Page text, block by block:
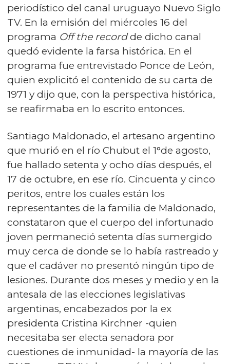
periodístico del canal uruguayo Nuevo Siglo
TV. En la emisión del miércoles 16 del
programa Off the recordde dicho canal
quedó evidente la farsa histórica. En el
programa fue entrevistado Ponce de León,
quien explicitó el contenido de su carta de
1971 y dijo que, con la perspectiva histórica,
se reafirmaba en lo escrito entonces.
Santiago Maldonado, el artesano argentino
que murió en el río Chubut el 1°de agosto,
fue hallado setenta y ocho días después, el
17 de octubre, en ese río. Cincuenta y cinco
peritos, entre los cuales están los
representantes de la familia de Maldonado,
constataron que el cuerpo del infortunado
joven permaneció setenta días sumergido
muy cerca de donde se lo había rastreado y
que el cadáver no presentó ningún tipo de
lesiones. Durante dos meses y medio y en la
antesala de las elecciones legislativas
argentinas, encabezados por la ex
presidenta Cristina Kirchner -quien
necesitaba ser electa senadora por
cuestiones de inmunidad- la mayoría de las